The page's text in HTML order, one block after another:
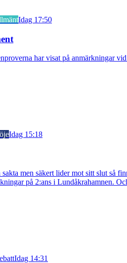
Idag 17:50
har visat på anmärkningar
Idag 15:18
men säkert lider mot sitt slut så
på 2:ans i Lundåkrahamnen.
Idag 14:31